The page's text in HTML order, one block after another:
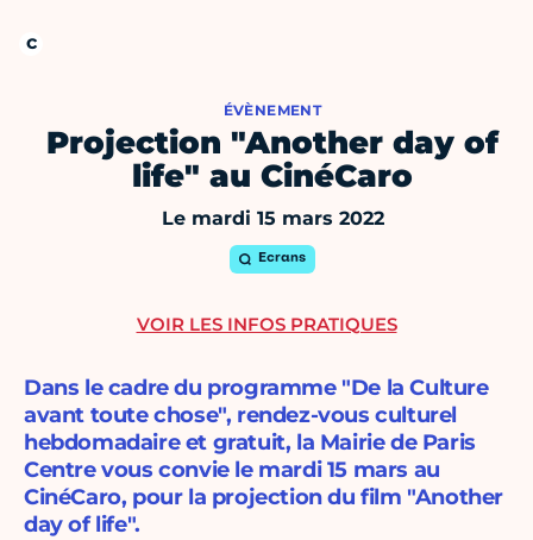
ÉVÈNEMENT
Projection "Another day of
life" au CinéCaro
Le mardi 15 mars 2022
Ecrans
Dans le cadre du programme "De la Culture
avant toute chose", rendez-vous culturel
hebdomadaire et gratuit, la Mairie de Paris
Centre vous convie le mardi 15 mars au
CinéCaro, pour la projection du film "Another
day of life".
VOIR LES INFOS PRATIQUES